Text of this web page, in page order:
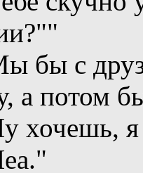
бы с
а потом
хочешь, я